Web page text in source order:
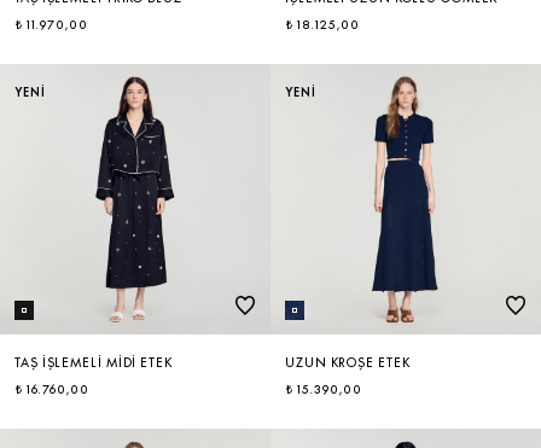
₺ 11.970,00
₺ 18.125,00
YENİ
TAŞ İŞLEMELI MIDI ETEK
₺ 16.760,00
YENİ
UZUN KROŞE ETEK
₺ 15.390,00